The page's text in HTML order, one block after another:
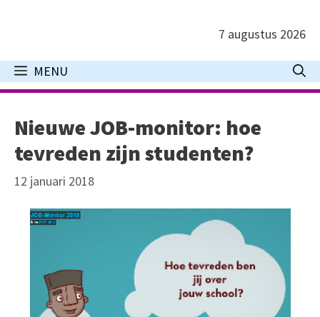
inhoud
7 augustus 2026
MENU
Nieuwe JOB-monitor: hoe
tevreden zijn studenten?
12 januari 2018